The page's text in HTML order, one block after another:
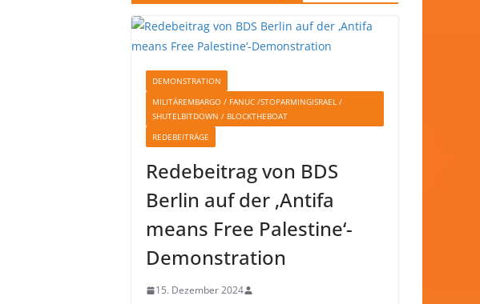
DEMONSTRATION
MILITÄREMBARGO / FANUC /STOPARMINGISRAEL /
SHUTELBITDOWN / BLOCKTHEBOAT
REDEBEITRÄGE
Redebeitrag von BDS
Berlin auf der ‚Antifa
means Free Palestine‘-
Demonstration
15. Dezember 2024